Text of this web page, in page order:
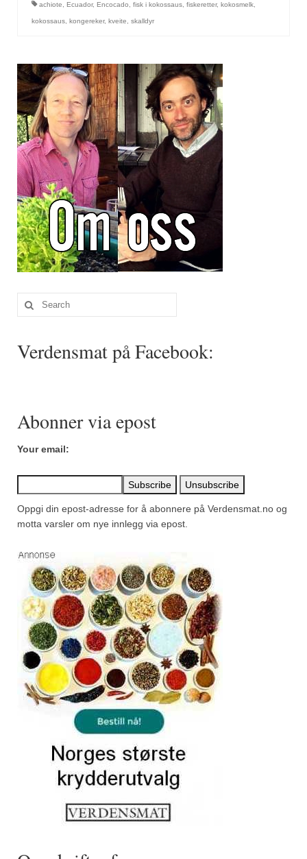
Paprikapulver, edelsøtt
Parisisk pepper
Piment d’Espelette
Purreløk (tørket)
Quatre épices
Rosépepper
Salvie
Sar (bønneurt)
Smaken av skog
Tomatflak
Kontakt oss
Nettbutikk
achiote Ecuador, Encocado fisk i kokossaus fiskeretter, kokosmelk
kokossaus kongereker, kveite skalldyr
Search
for:
Verdensmat på Facebook:
Abonner via epost
Your email:
Oppgi din epost-adresse for å abonnere på Verdensmat.no og
motta varsler om nye innlegg via epost.